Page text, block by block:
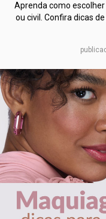
Aprenda como
ou civil. Confira dicas